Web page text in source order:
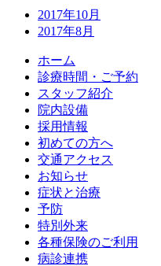
2017年10月
2017年8月
ホーム
診療時間・ご予約
スタッフ紹介
院内設備
採用情報
初めての方へ
交通アクセス
お知らせ
症状と治療
予防
特別外来
各種保険のご利用
病診連携